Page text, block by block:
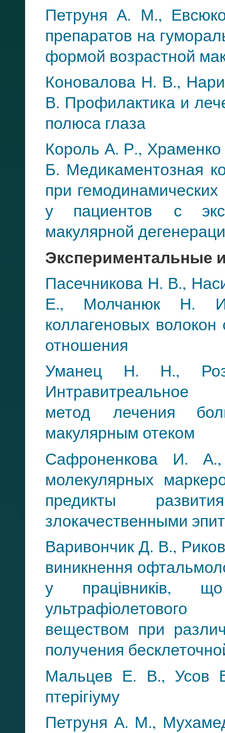
Петруня А. М.,
препаратов на
формой возрастной
Коновалова Н. В.,
В. Профилактика и
полюса глаза
Король А. Р.,
Б. Медикаментозная
при гемодинамических
у пациентов с
макулярной
Экспериментальные
Пасечникова Н. В.,
Е., Молчанюк Н. И.
коллагеновых волокон
отношения
Уманец Н. Н.,
Интравитреальное
метод лечения
макулярным отеком
Сафроненкова И.
молекулярных
предикты
злокачественными
Варивончик Д. В.,
виникнення
у працівників,
ультрафіолетового
веществом при
получения бесклеточ
Мальцев Е. В.,
птерігіуму
Петруня А. М.,